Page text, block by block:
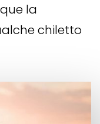
la
chiletto